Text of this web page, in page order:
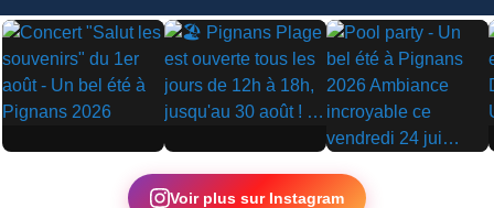
▶ ▶
▶
Voir plus sur Instagram